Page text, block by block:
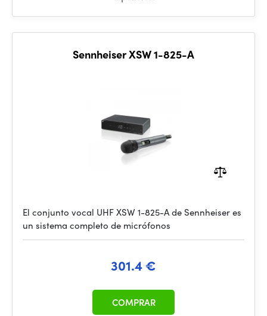
Sennheiser XSW 1-825-A
El conjunto vocal UHF XSW 1-825-A de Sennheiser es
un sistema completo de micrófonos
301.4 €
COMPRAR